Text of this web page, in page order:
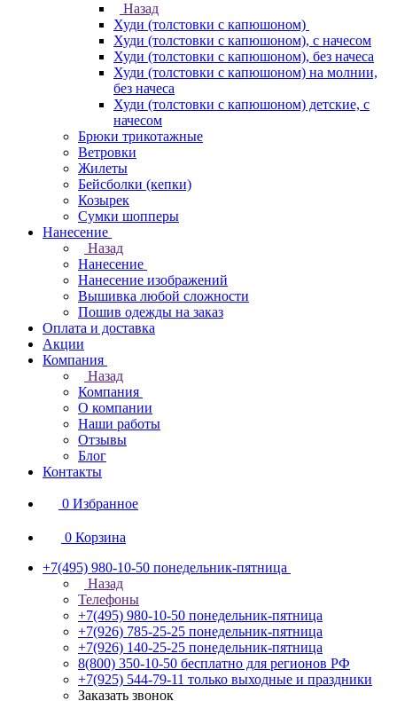
Назад
Худи (толстовки с капюшоном)
Худи (толстовки c капюшоном), с начесом
Худи (толстовки c капюшоном), без начеса
Худи (толстовки с капюшоном) на молнии,
без начеса
Худи (толстовки c капюшоном) детские, с
начесом
Брюки трикотажные
Ветровки
Жилеты
Бейсболки (кепки)
Козырек
Сумки шопперы
Нанесение
Назад
Нанесение
Нанесение изображений
Вышивка любой сложности
Пошив одежды на заказ
Оплата и доставка
Акции
Компания
Назад
Компания
О компании
Наши работы
Отзывы
Блог
Контакты
0 Избранное
0 Корзина
+7(495) 980-10-50 понедельник-пятница
Назад
Телефоны
+7(495) 980-10-50 понедельник-пятница
+7(926) 785-25-25 понедельник-пятница
+7(926) 140-25-25 понедельник-пятница
8(800) 350-10-50 бесплатно для регионов РФ
+7(925) 544-79-11 только выходные и праздники
Заказать звонок